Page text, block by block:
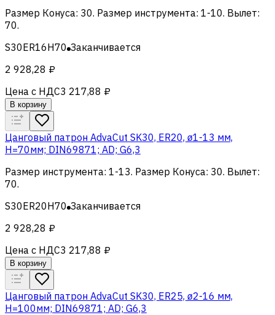
Размер Конуса: 30. Размер инструмента: 1-10. Вылет:
70.
S30ER16H70 Заканчивается
2 928,28 ₽
Цена с НДС3 217,88 ₽
В корзину
Цанговый патрон AdvaCut SK30, ER20, ø1-13 мм,
H=70мм; DIN69871; AD; G6,3
Размер инструмента: 1-13. Размер Конуса: 30. Вылет:
70.
S30ER20H70 Заканчивается
2 928,28 ₽
Цена с НДС3 217,88 ₽
В корзину
Цанговый патрон AdvaCut SK30, ER25, ø2-16 мм,
H=100мм; DIN69871; AD; G6,3